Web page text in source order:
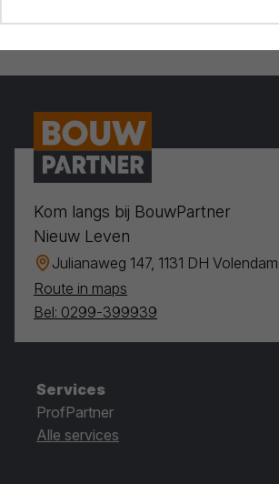
Kom langs bij BouwPartner
Nieuw Leven
Julianaweg 147, 1131 DH Volendam
Route in maps
Bel: 0299-399939
Services
ProfPartner
Alle services